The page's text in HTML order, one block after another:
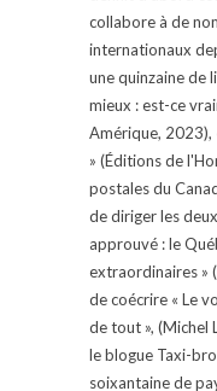
collabore à de
internationaux
une quinzaine de
mieux : est-ce
Amérique, 2023),
» (Éditions de
postales du
de diriger les
approuvé : le
extraordinaires »
de coécrire « Le
de tout », (Michel
le blogue Taxi-
soixantaine de